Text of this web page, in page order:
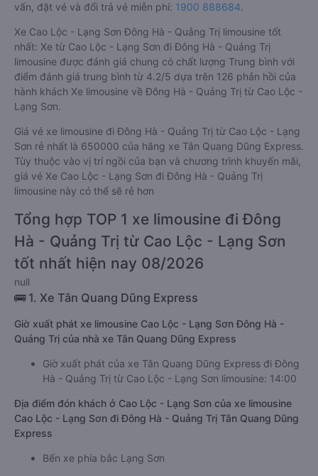
vấn, đặt vé và đổi trả vé miễn phí: 1900 888684.
Xe Cao Lộc - Lạng Sơn Đông Hà - Quảng Trị limousine tốt
nhất: Xe từ Cao Lộc - Lạng Sơn đi Đông Hà - Quảng Trị
limousine được đánh giá chung có chất lượng Trung bình với
điểm đánh giá trung bình từ 4.2/5 dựa trên 126 phản hồi của
hành khách Xe limousine về Đông Hà - Quảng Trị từ Cao Lộc -
Lạng Sơn.
Giá vé xe limousine đi Đông Hà - Quảng Trị từ Cao Lộc - Lạng
Sơn rẻ nhất là 650000 của hãng xe Tân Quang Dũng Express.
Tùy thuộc vào vị trí ngồi của bạn và chương trình khuyến mãi,
giá vé Xe Cao Lộc - Lạng Sơn đi Đông Hà - Quảng Trị
limousine này có thể sẽ rẻ hơn
Tổng hợp TOP 1 xe limousine đi Đông
Hà - Quảng Trị từ Cao Lộc - Lạng Sơn
tốt nhất hiện nay 08/2026
null
🚌 1. Xe Tân Quang Dũng Express
Giờ xuất phát xe limousine Cao Lộc - Lạng Sơn Đông Hà -
Quảng Trị của nhà xe Tân Quang Dũng Express
Giờ xuất phát của xe Tân Quang Dũng Express đi Đông
Hà - Quảng Trị từ Cao Lộc - Lạng Sơn limousine: 14:00
Địa điểm đón khách ở Cao Lộc - Lạng Sơn của xe limousine
Cao Lộc - Lạng Sơn đi Đông Hà - Quảng Trị Tân Quang Dũng
Express
Bến xe phía bắc Lạng Sơn